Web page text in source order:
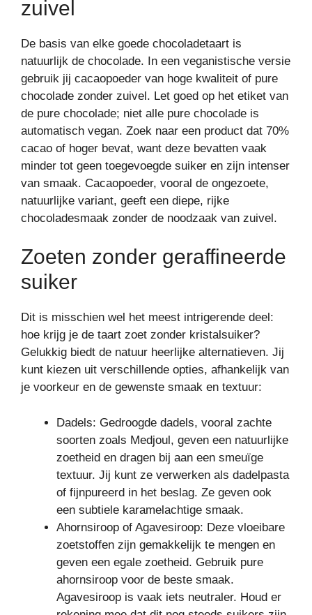
zuivel
De basis van elke goede chocoladetaart is
natuurlijk de chocolade. In een veganistische versie
gebruik jij cacaopoeder van hoge kwaliteit of pure
chocolade zonder zuivel. Let goed op het etiket van
de pure chocolade; niet alle pure chocolade is
automatisch vegan. Zoek naar een product dat 70%
cacao of hoger bevat, want deze bevatten vaak
minder tot geen toegevoegde suiker en zijn intenser
van smaak. Cacaopoeder, vooral de ongezoete,
natuurlijke variant, geeft een diepe, rijke
chocoladesmaak zonder de noodzaak van zuivel.
Zoeten zonder geraffineerde
suiker
Dit is misschien wel het meest intrigerende deel:
hoe krijg je de taart zoet zonder kristalsuiker?
Gelukkig biedt de natuur heerlijke alternatieven. Jij
kunt kiezen uit verschillende opties, afhankelijk van
je voorkeur en de gewenste smaak en textuur:
Dadels: Gedroogde dadels, vooral zachte
soorten zoals Medjoul, geven een natuurlijke
zoetheid en dragen bij aan een smeuïge
textuur. Jij kunt ze verwerken als dadelpasta
of fijnpureerd in het beslag. Ze geven ook
een subtiele karamelachtige smaak.
Ahornsiroop of Agavesiroop: Deze vloeibare
zoetstoffen zijn gemakkelijk te mengen en
geven een egale zoetheid. Gebruik pure
ahornsiroop voor de beste smaak.
Agavesiroop is vaak iets neutraler. Houd er